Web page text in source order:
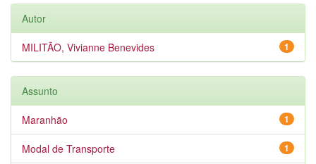
Autor
1
MILITÃO, Vivianne Benevides
Assunto
1
Maranhão
1
Modal de Transporte